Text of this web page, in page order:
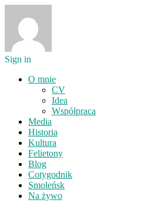
Sign in
O mnie
CV
Idea
Współpraca
Media
Historia
Kultura
Felietony
Blog
Cotygodnik
Smoleńsk
Na żywo